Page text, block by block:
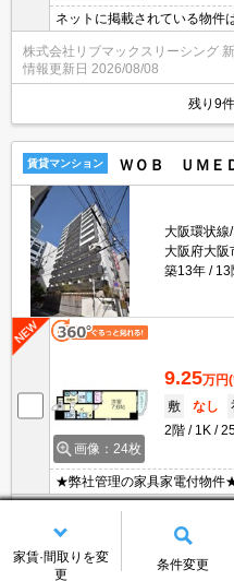
ネットに掲載されている物件
型マンション★インターネッ
済可能★保証人不要★ご内覧
株式会社リブマックスリーシング
情報更新日 2026/08/08
残り9
賃貸マンション ＷＯＢ ＵＭＥ
大阪環状線
大阪府大阪
築13年
13
画像：24枚
9.25万円
敷
なし
2階
1K
★弊社管理の家具家電付物件
庫、掃除機、テレビ、デスク
株式会社リブマックスリーシング
梅田店
情報更新日 2026/08/08
家賃·間取りを変
更
条件変更